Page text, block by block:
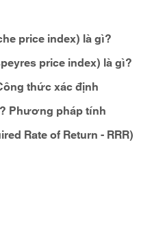
price index) là gì?
price index) là gì?
thức xác định
Phương pháp tính
Rate of Return - RRR)